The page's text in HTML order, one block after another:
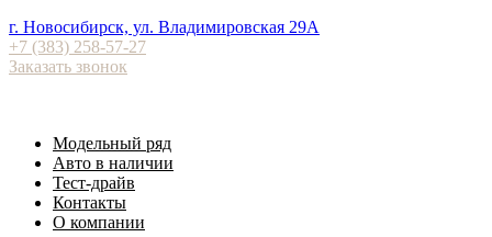
⁠г. Новосибирск, ул. Владимировская 29А
+7 (383) 258-57-27
Заказать звонок
Модельный ряд
Авто в наличии
Тест-драйв
Контакты
О компании